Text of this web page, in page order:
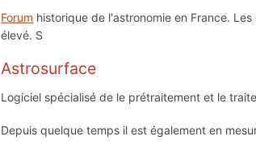
Forum historique de l'astronomie en France.
élevé. S
Astrosurface
Logiciel spécialisé de le prétraitement et le
Depuis quelque temps il est également en